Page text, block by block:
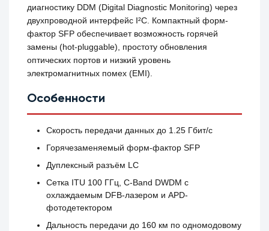
диагностику DDM (Digital Diagnostic Monitoring) через
двухпроводной интерфейс I²C. Компактный форм-
фактор SFP обеспечивает возможность горячей
замены (hot-pluggable), простоту обновления
оптических портов и низкий уровень
электромагнитных помех (EMI).
Особенности
Скорость передачи данных до 1.25 Гбит/с
Горячезаменяемый форм-фактор SFP
Дуплексный разъём LC
Сетка ITU 100 ГГц, C-Band DWDM с
охлаждаемым DFB-лазером и APD-
фотодетектором
Дальность передачи до 160 км по одномодовому